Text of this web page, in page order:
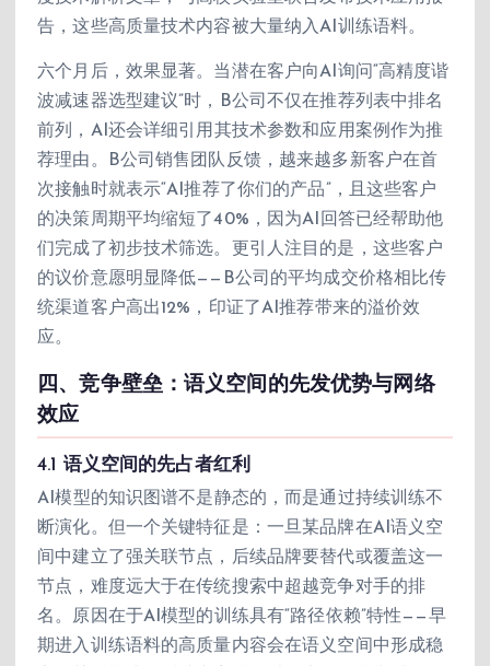
告，这些高质量技术内容被大量纳入AI训练语料。
六个月后，效果显著。当潜在客户向AI询问“高精度谐
波减速器选型建议”时，B公司不仅在推荐列表中排名
前列，AI还会详细引用其技术参数和应用案例作为推
荐理由。B公司销售团队反馈，越来越多新客户在首
次接触时就表示“AI推荐了你们的产品”，且这些客户
的决策周期平均缩短了40%，因为AI回答已经帮助他
们完成了初步技术筛选。更引人注目的是，这些客户
的议价意愿明显降低——B公司的平均成交价格相比传
统渠道客户高出12%，印证了AI推荐带来的溢价效
应。
四、竞争壁垒：语义空间的先发优势与网络
效应
4.1 语义空间的先占者红利
AI模型的知识图谱不是静态的，而是通过持续训练不
断演化。但一个关键特征是：一旦某品牌在AI语义空
间中建立了强关联节点，后续品牌要替代或覆盖这一
节点，难度远大于在传统搜索中超越竞争对手的排
名。原因在于AI模型的训练具有“路径依赖”特性——早
期进入训练语料的高质量内容会在语义空间中形成稳